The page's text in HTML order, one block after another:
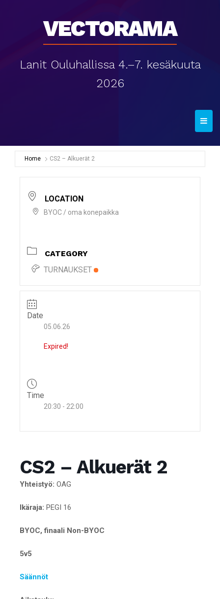
Vectorama
Lanit Ouluhallissa 4.–7. kesäkuuta
2026
T
o
g
l
o
Home CS2 – Alkuerät 2
LOCATION
BYOC / oma konepaikka
CATEGORY
TURNAUKSET
Date
05.06.26
Expired!
Time
20:30 - 22:00
CS2 – Alkuerät 2
Yhteistyö: OAG
Ikäraja: PEGI 16
BYOC, finaali Non-BYOC
5v5
Säännöt